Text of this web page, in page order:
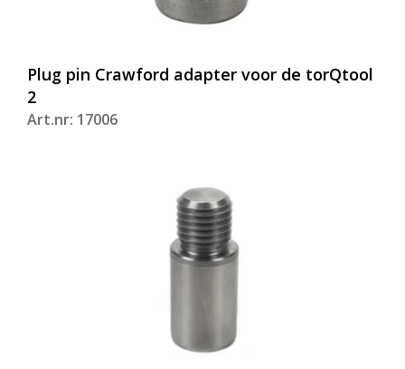
Plug pin Crawford adapter voor de torQtool
2
Art.nr: 17006